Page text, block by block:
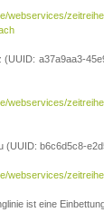
webservices/
(UUID: a37a9aa3-
webservices/
(UUID: b6c6d5c8-
webservices/
ist eine